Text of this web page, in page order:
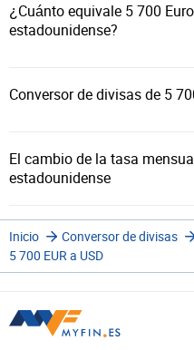
¿Cuánto equivale 5 700
estadounidense?
Conversor de divisas de 5
El cambio de la tasa
estadounidense
Inicio Conversor de divisas
5 700 EUR a USD